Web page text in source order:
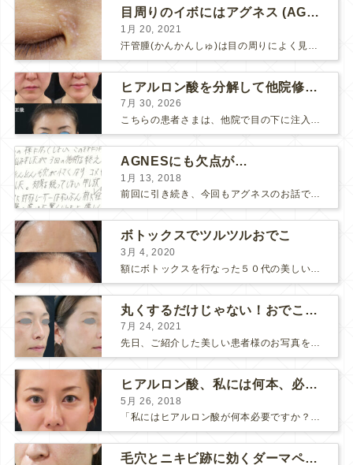
目周りのイボにはアグネス (AGNES）が効く！（ほぼ）ノーダウンタイムのイボ治療
1月 20, 2021
ヒアルロン酸を分解して他院修正（目の下のチンダル現象とその補正）
7月 30, 2026
こちらの患者さまは、他院で目の下に注入したヒアルロン酸がチンダル現象を起こしていたため、 ヒアルロン酸を分解する薬（ヒアルロニダーゼ）で分解してから 改めてヒアルロン酸を入れ直しました。 ...
AGNESにも欠点が…
1月 13, 2018
前回に引き続き、今回もアグネスのお話です。 AGNESはとっても良い治療である一方、 欠点もいくつかありますので、そちらもお話ししておきますね。 AGNESの欠点 1. ダウンタイム A...
ボトックスでツルツルおでこ
3月 4, 2020
丸くするだけじゃない！おでこのヒアルロン酸注射
7月 24, 2021
先日、ご紹介した美しい患者様のお写真を使わせていただいて、おでこのヒアルロン酸注射について説明します。 （≫ 写真の患者様の経過はこちら『２年間で若返って綺麗になられた患者様』） なぜおでこに...
ヒアルロン酸、私には何本、必要ですか？
5月 26, 2018
「私にはヒアルロン酸が何本必要ですか？」 診察の時によく聞かれますが、なかなか難しい質問です。 どこまでこだわってキレイにしたいかによって 使うヒアルロン酸の量が変わるからです。 前回もご紹介させ...
毛穴とニキビ跡に効くダーマペン４フルコース